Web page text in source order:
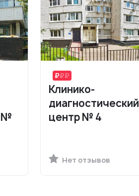
№
Клинико-
диагностический
центр № 4
Нет отзывов